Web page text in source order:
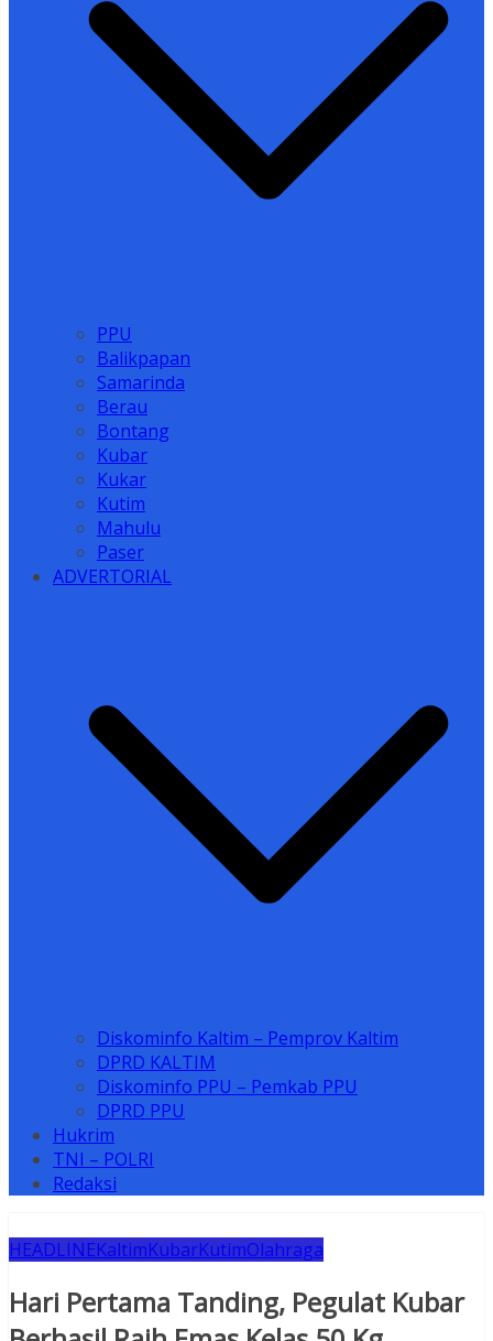
PPU
Balikpapan
Samarinda
Berau
Bontang
Kubar
Kukar
Kutim
Mahulu
Paser
ADVERTORIAL
Diskominfo Kaltim – Pemprov Kaltim
DPRD KALTIM
Diskominfo PPU – Pemkab PPU
DPRD PPU
Hukrim
TNI – POLRI
Redaksi
HEADLINEKaltimKubarKutimOlahraga
Hari Pertama Tanding, Pegulat Kubar